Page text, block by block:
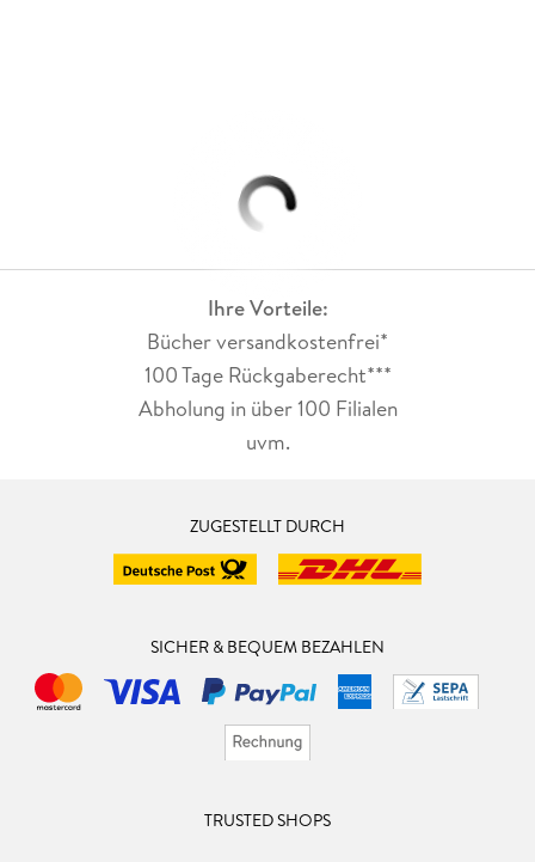
Ihre Vorteile:
Bücher versandkostenfrei*
100 Tage Rückgaberecht***
Abholung in über 100 Filialen
uvm.
ZUGESTELLT DURCH
SICHER & BEQUEM BEZAHLEN
TRUSTED SHOPS